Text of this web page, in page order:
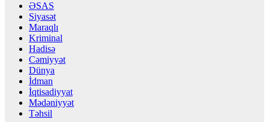
ƏSAS
Siyasət
Maraqlı
Kriminal
Hadisə
Cəmiyyət
Dünya
İdman
İqtisadiyyat
Mədəniyyət
Təhsil